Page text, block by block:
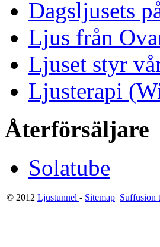
Dagsljusets
Ljus från
Ljuset styr
Ljusterapi
Återförsäljare
Solatube
© 2012 Ljustunnel - Sitemap Suffusion